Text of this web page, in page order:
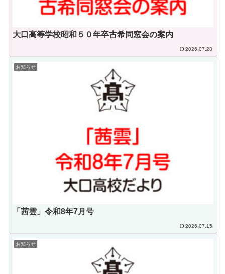
大口高等学校昭和５０年卒古希同窓会の案内
2026.07.28
お知らせ
「茜雲」令和8年7月号
2026.07.15
お知らせ